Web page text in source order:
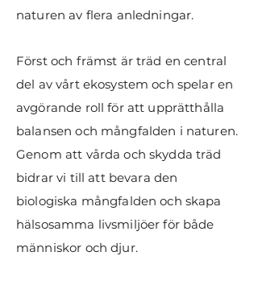
naturen av flera anledningar.
Först och främst är träd en central
del av vårt ekosystem och spelar en
avgörande roll för att upprätthålla
balansen och mångfalden i naturen.
Genom att vårda och skydda träd
bidrar vi till att bevara den
biologiska mångfalden och skapa
hälsosamma livsmiljöer för både
människor och djur.